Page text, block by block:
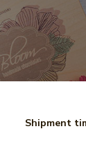
Shipment